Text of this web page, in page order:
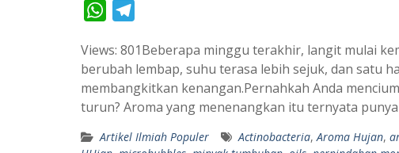
W
a
t
p
e
g
a
Views: 801Beberapa minggu terakhir, langit mulai
berubah lembap, suhu terasa lebih sejuk, dan satu
membangkitkan kenangan.Pernahkah Anda
turun? Aroma yang menenangkan itu ternyata
Artikel Ilmiah Populer Actinobacteria,Aroma Hujan,